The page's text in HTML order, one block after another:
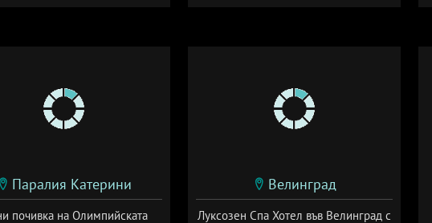
Паралия Катерини
почивка на Олимпийската
Велинград
Луксозен Спа Хотел във Велинград с